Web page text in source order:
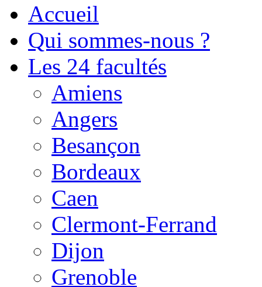
Accueil
Qui sommes-nous ?
Les 24 facultés
Amiens
Angers
Besançon
Bordeaux
Caen
Clermont-Ferrand
Dijon
Grenoble